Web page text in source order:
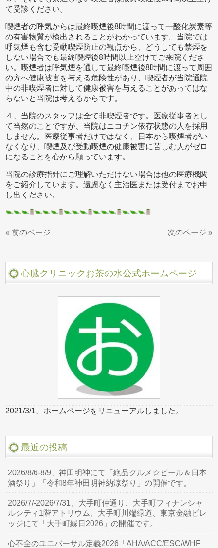
て受診ください。
喫煙者の呼気からは最終喫煙後8時間に渡って一酸化炭素等
の有害物質が検出されることがわかっています。当院では
呼気煙も含む受動喫煙防止の観点から、どうしても禁煙を
しない場合でも最終喫煙後8時間以上空けてご来院くださ
い。喫煙者は呼気煙を通して最終喫煙後8時間に渡って周囲
の方へ健康被害を与える危険性があり、喫煙者が当院通院
中の非喫煙者に対して健康被害を与えることがあってはな
らないと当院は考えるからです。
４、当院のスタッフは全て非喫煙者です。医療従事者とし
て当然のことですが、当院はニコチン依存状態の人を採用
しません。医療従事者だけではなく、日本から喫煙者がい
なくなり、喫煙及び受動喫煙の健康被害に苦しむ人がゼロ
になることを心から願っています。
当院の診療指針にご理解いただけない場合は他の医療機関
をご紹介しています。遠慮なく主治医または受付までお申
し出ください。
« 前のページ 次のページ »
心臓クリニックお茶の水公式ホームページ
2021/3/1、ホームページをリニューアルしました。
最近の投稿
2026/8/6-8/9、神田明神にて「絶品グルメ☆ビール＆日本
酒祭り」「令和8年神田明神納涼祭り」の開催です。
2026/7/-2026/7/31、大手町仲通り、大手町フィナンシャ
ルシティ1階アトリウム、大手町川端緑道、東京金融ビレ
ッジにて「大手町縁日2026」の開催です。
心不全のユニバーサル定義2026「AHA/ACC/ESC/WHF